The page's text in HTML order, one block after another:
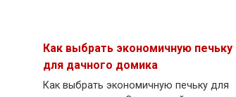
Как выбрать экономичную печьку
для дачного домика
Как выбрать экономичную печьку для